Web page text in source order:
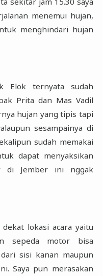
menemui hujan,
menghindari hujan
Elok ternyata sudah
Prita dan Mas Vadil
hujan yang tipis tapi
‎sesampainya di
sudah memakai
‎dapat menyaksikan
di Jember ini nggak
lokasi acara yaitu
sepeda motor bisa
sisi kanan maupun
Saya pun ‎merasakan